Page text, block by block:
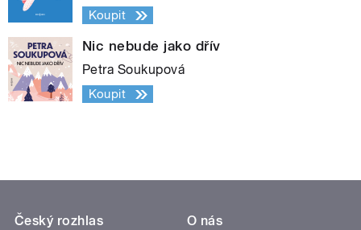
Koupit
Nic nebude jako dřív
Petra Soukupová
Koupit
Český rozhlas
O nás